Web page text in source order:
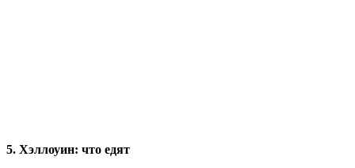
5. Хэллоуин: что едят